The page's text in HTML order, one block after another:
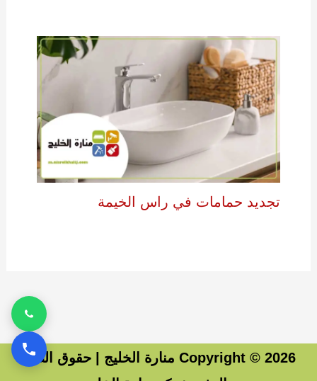
تجديد حمامات في راس الخيمة
Copyright © 2026 منارة الخليج | حقوق الطبع